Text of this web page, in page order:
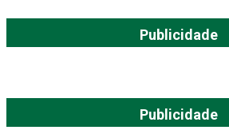
Publicidade
Publicidade